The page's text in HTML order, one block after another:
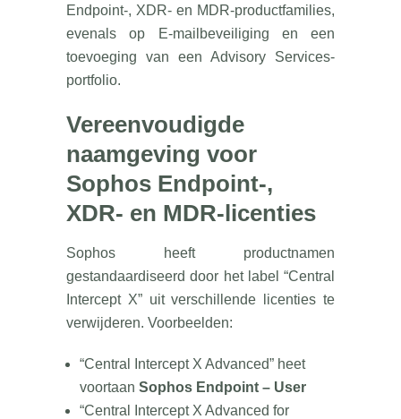
Endpoint-, XDR- en MDR-productfamilies,
evenals op E-mailbeveiliging en een
toevoeging van een Advisory Services-
portfolio.
Vereenvoudigde
naamgeving voor
Sophos Endpoint-,
XDR- en MDR-licenties
Sophos heeft productnamen
gestandaardiseerd door het label “Central
Intercept X” uit verschillende licenties te
verwijderen. Voorbeelden:
“Central Intercept X Advanced” heet
voortaan Sophos Endpoint – User
“Central Intercept X Advanced for